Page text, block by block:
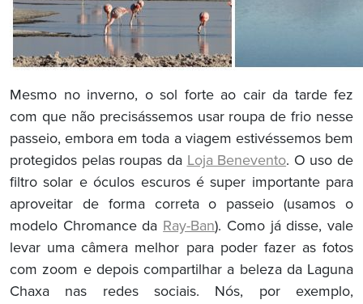
Mesmo no inverno, o sol forte ao cair da tarde fez
com que não precisássemos usar roupa de frio nesse
passeio, embora em toda a viagem estivéssemos bem
protegidos pelas roupas da Loja Benevento. O uso de
filtro solar e óculos escuros é super importante para
aproveitar de forma correta o passeio (usamos o
modelo Chromance da Ray-Ban). Como já disse, vale
levar uma câmera melhor para poder fazer as fotos
com zoom e depois compartilhar a beleza da Laguna
Chaxa nas redes sociais. Nós, por exemplo,